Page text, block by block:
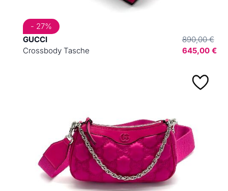
GUCCI
Crossbody Tasche
890,00 €
645,00 €
- 27%